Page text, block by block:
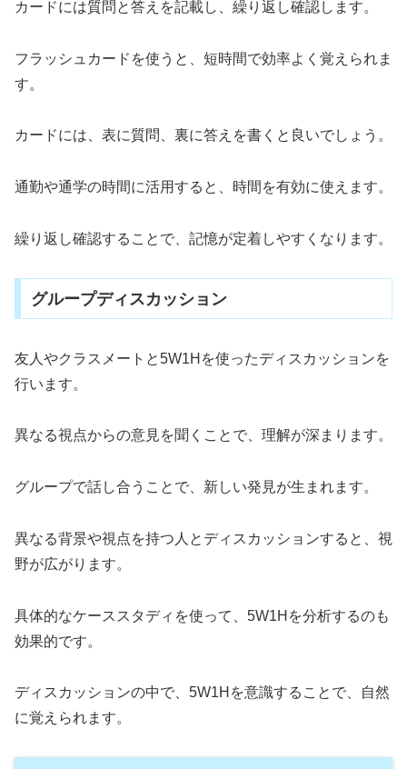
カードには質問と答えを記載し、繰り返し確認します。
フラッシュカードを使うと、短時間で効率よく覚えられま
す。
カードには、表に質問、裏に答えを書くと良いでしょう。
通勤や通学の時間に活用すると、時間を有効に使えます。
繰り返し確認することで、記憶が定着しやすくなります。
グループディスカッション
友人やクラスメートと5W1Hを使ったディスカッションを
行います。
異なる視点からの意見を聞くことで、理解が深まります。
グループで話し合うことで、新しい発見が生まれます。
異なる背景や視点を持つ人とディスカッションすると、視
野が広がります。
具体的なケーススタディを使って、5W1Hを分析するのも
効果的です。
ディスカッションの中で、5W1Hを意識することで、自然
に覚えられます。